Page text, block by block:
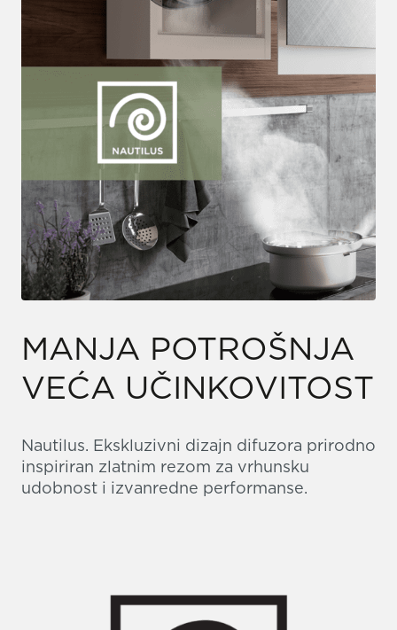
MANJA POTROŠNJA
VEĆA UČINKOVITOST
Nautilus. Ekskluzivni dizajn difuzora prirodno
inspiriran zlatnim rezom za vrhunsku
udobnost i izvanredne performanse.